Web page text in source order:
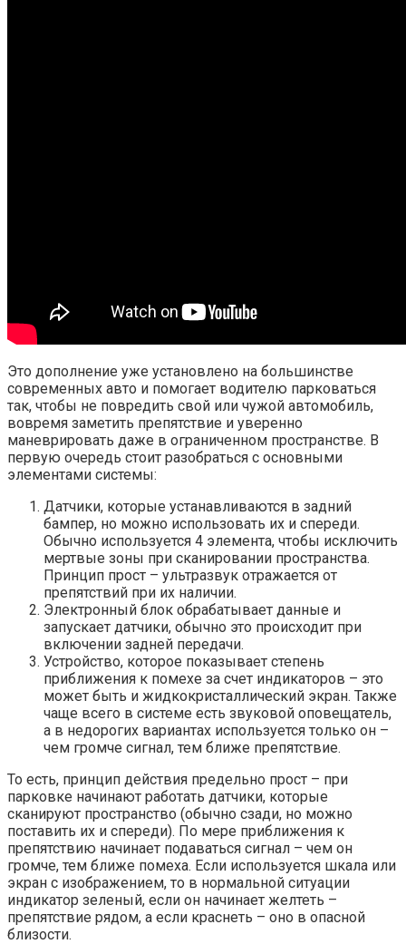
Это дополнение уже установлено на большинстве
современных авто и помогает водителю парковаться
так, чтобы не повредить свой или чужой автомобиль,
вовремя заметить препятствие и уверенно
маневрировать даже в ограниченном пространстве. В
первую очередь стоит разобраться с основными
элементами системы:
Датчики, которые устанавливаются в задний
бампер, но можно использовать их и спереди.
Обычно используется 4 элемента, чтобы исключить
мертвые зоны при сканировании пространства.
Принцип прост – ультразвук отражается от
препятствий при их наличии.
Электронный блок обрабатывает данные и
запускает датчики, обычно это происходит при
включении задней передачи.
Устройство, которое показывает степень
приближения к помехе за счет индикаторов – это
может быть и жидкокристаллический экран. Также
чаще всего в системе есть звуковой оповещатель,
а в недорогих вариантах используется только он –
чем громче сигнал, тем ближе препятствие.
То есть, принцип действия предельно прост – при
парковке начинают работать датчики, которые
сканируют пространство (обычно сзади, но можно
поставить их и спереди). По мере приближения к
препятствию начинает подаваться сигнал – чем он
громче, тем ближе помеха. Если используется шкала или
экран с изображением, то в нормальной ситуации
индикатор зеленый, если он начинает желтеть –
препятствие рядом, а если краснеть – оно в опасной
близости.